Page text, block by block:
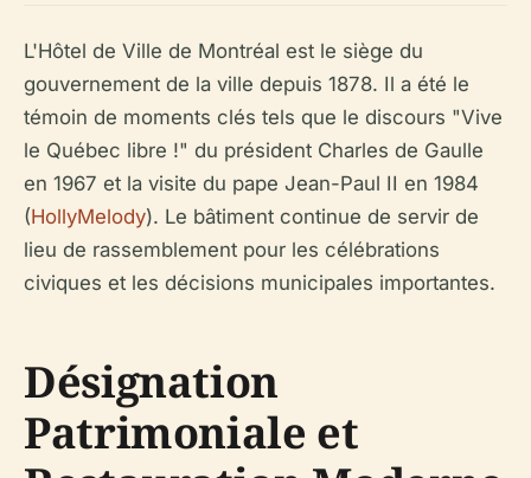
L'Hôtel de Ville de Montréal est le siège du
gouvernement de la ville depuis 1878. Il a été le
témoin de moments clés tels que le discours "Vive
le Québec libre !" du président Charles de Gaulle
en 1967 et la visite du pape Jean-Paul II en 1984
(HollyMelody). Le bâtiment continue de servir de
lieu de rassemblement pour les célébrations
civiques et les décisions municipales importantes.
Désignation
Patrimoniale et